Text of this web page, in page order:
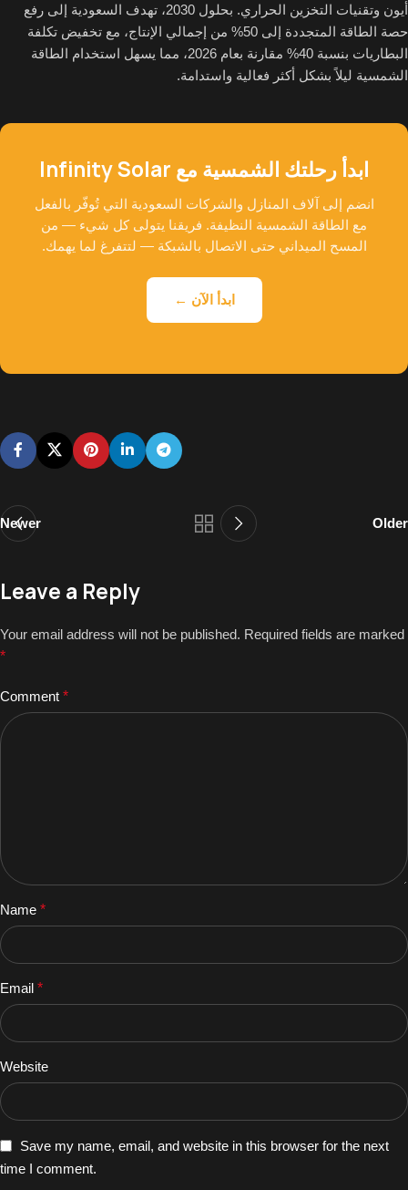
أيون وتقنيات التخزين الحراري. بحلول 2030، تهدف السعودية إلى رفع
حصة الطاقة المتجددة إلى 50% من إجمالي الإنتاج، مع تخفيض تكلفة
البطاريات بنسبة 40% مقارنة بعام 2026، مما يسهل استخدام الطاقة
الشمسية ليلاً بشكل أكثر فعالية واستدامة.
ابدأ رحلتك الشمسية مع Infinity Solar
انضم إلى آلاف المنازل والشركات السعودية التي تُوفّر بالفعل
مع الطاقة الشمسية النظيفة. فريقنا يتولى كل شيء — من
المسح الميداني حتى الاتصال بالشبكة — لتتفرغ لما يهمك.
ابدأ الآن ←
Newer Older
Leave a Reply
Your email address will not be published. Required fields are marked
*
Comment *
Name *
Email *
Website
Save my name, email, and website in this browser for the next
time I comment.